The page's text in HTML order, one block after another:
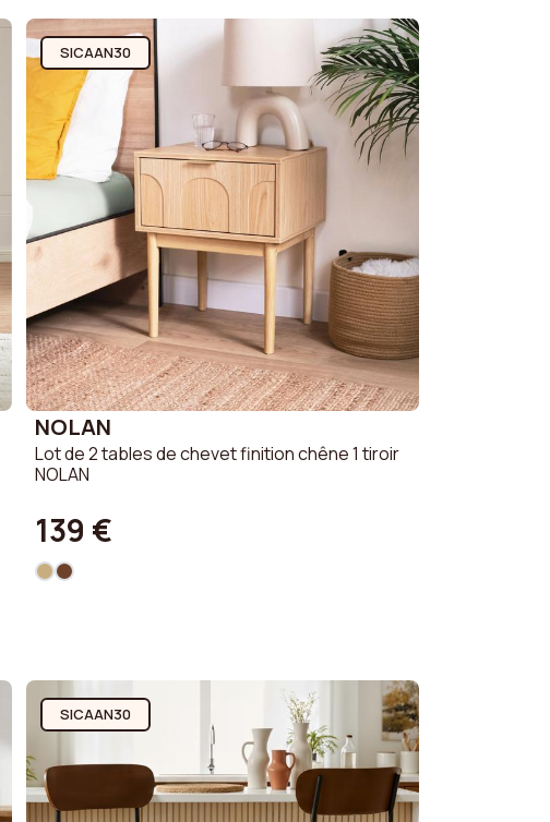
SICAAN30
NOLAN
Lot de 2 tables de chevet finition chêne 1 tiroir
NOLAN
139 €
SICAAN30